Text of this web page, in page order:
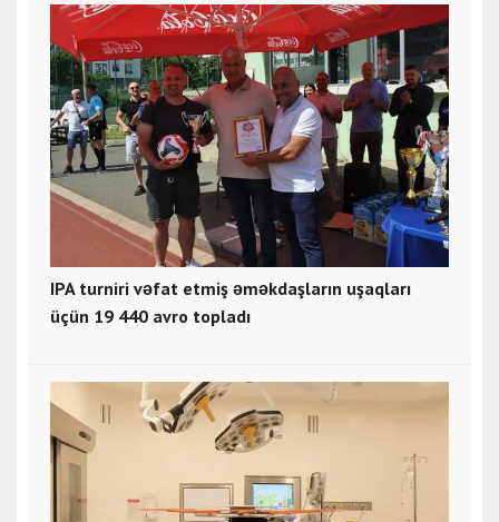
IPA turniri vəfat etmiş əməkdaşların uşaqları
üçün 19 440 avro topladı